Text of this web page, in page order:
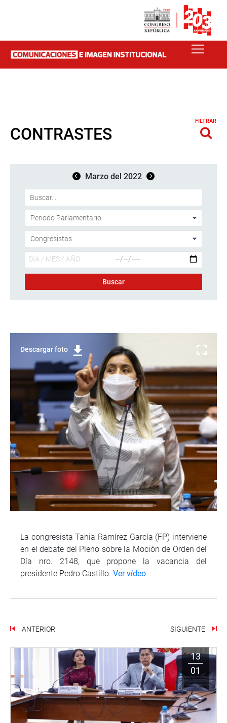
CONTRASTES
FILTRAR
Marzo del 2022
Descargar foto
La congresista Tania Ramírez García (FP) interviene
en el debate del Pleno sobre la Moción de Orden del
Día nro. 2148, que propone la vacancia del
presidente Pedro Castillo. Ver vídeo
ANTERIOR SIGUIENTE
13
01